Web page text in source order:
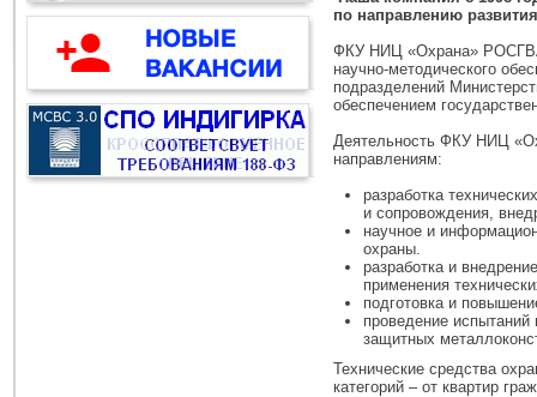
по направлению
ФКУ НИЦ «Охрана»
научно-методического
подразделений
обеспечением
Деятельность ФКУ НИЦ
направлениям:
разработка
и сопровождения,
научное и
охраны.
разработка и
применения
подготовка и
проведение
защитных
Технические средства
категорий – от квартир